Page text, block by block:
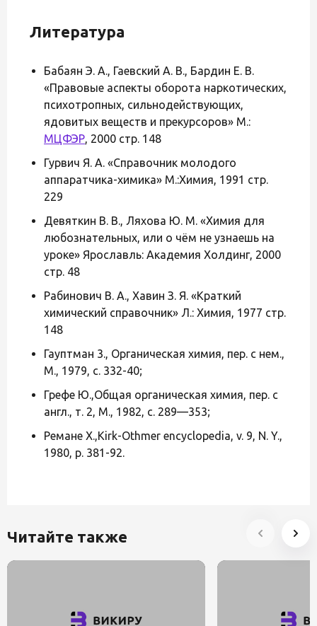
Литература
Бабаян Э. А., Гаевский А. В., Бардин Е. В.
«Правовые аспекты оборота наркотических,
психотропных, сильнодействующих,
ядовитых веществ и прекурсоров» М.:
МЦФЭР, 2000 стр. 148
Гурвич Я. А. «Справочник молодого
аппаратчика-химика» М.:Химия, 1991 стр.
229
Девяткин В. В., Ляхова Ю. М. «Химия для
любознательных, или о чём не узнаешь на
уроке» Ярославль: Академия Холдинг, 2000
стр. 48
Рабинович В. А., Хавин З. Я. «Краткий
химический справочник» Л.: Химия, 1977 стр.
148
Гауптман 3., Органическая химия, пер. с нем.,
М., 1979, с. 332-40;
Грефе Ю.,Общая органическая химия, пер. с
англ., т. 2, М., 1982, с. 289—353;
Ремане X.,Kirk-Othmer encyclopedia, v. 9, N. Y.,
1980, p. 381-92.
Читайте также